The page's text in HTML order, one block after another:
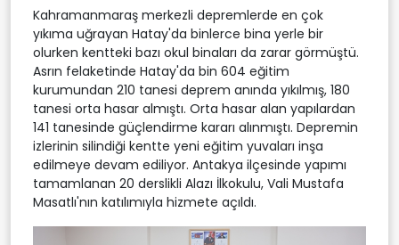
Kahramanmaraş merkezli depremlerde en çok
yıkıma uğrayan Hatay'da binlerce bina yerle bir
olurken kentteki bazı okul binaları da zarar görmüştü.
Asrın felaketinde Hatay'da bin 604 eğitim
kurumundan 210 tanesi deprem anında yıkılmış, 180
tanesi orta hasar almıştı. Orta hasar alan yapılardan
141 tanesinde güçlendirme kararı alınmıştı. Depremin
izlerinin silindiği kentte yeni eğitim yuvaları inşa
edilmeye devam ediliyor. Antakya ilçesinde yapımı
tamamlanan 20 derslikli Alazı İlkokulu, Vali Mustafa
Masatlı'nın katılımıyla hizmete açıldı.